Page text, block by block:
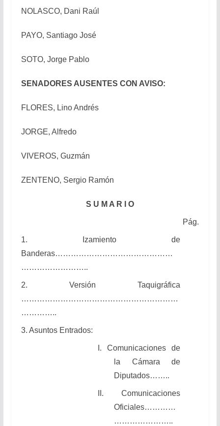
NOLASCO, Dani Raúl
PAYO, Santiago José
SOTO, Jorge Pablo
SENADORES AUSENTES CON AVISO:
FLORES, Lino Andrés
JORGE, Alfredo
VIVEROS, Guzmán
ZENTENO, Sergio Ramón
S U M A R I O
Pág.
1. Izamiento de
Banderas………………………………………
……………………..
2. Versión Taquigráfica
……………………………………………………
…………..
3. Asuntos Entrados:
I. Comunicaciones de
la Cámara de
Diputados……..
II. Comunicaciones
Oficiales…………
…………………..